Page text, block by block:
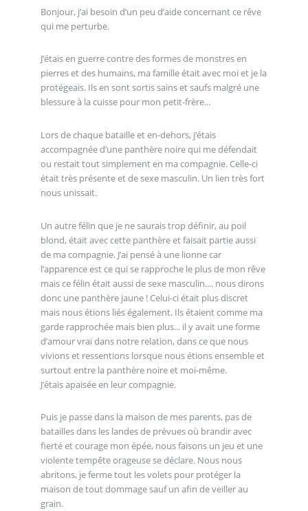
Bonjour, j’ai besoin d’un peu d’aide concernant ce rêve
qui me perturbe.
J’étais en guerre contre des formes de monstres en
pierres et des humains, ma famille était avec moi et je la
protégeais. Ils en sont sortis sains et saufs malgré une
blessure à la cuisse pour mon petit-frère...
Lors de chaque bataille et en-dehors, j’étais
accompagnée d’une panthère noire qui me défendait
ou restait tout simplement en ma compagnie. Celle-ci
était très présente et de sexe masculin. Un lien très fort
nous unissait.
Un autre félin que je ne saurais trop définir, au poil
blond, était avec cette panthère et faisait partie aussi
de ma compagnie. J’ai pensé à une lionne car
l’apparence est ce qui se rapproche le plus de mon rêve
mais ce félin était aussi de sexe masculin.... nous dirons
donc une panthère jaune ! Celui-ci était plus discret
mais nous étions liés également. Ils étaient comme ma
garde rapprochée mais bien plus... il y avait une forme
d’amour vrai dans notre relation, dans ce que nous
vivions et ressentions lorsque nous étions ensemble et
surtout entre la panthère noire et moi-même.
J’étais apaisée en leur compagnie.
Puis je passe dans la maison de mes parents, pas de
batailles dans les landes de prévues où brandir avec
fierté et courage mon épée, nous faisons un jeu et une
violente tempête orageuse se déclare. Nous nous
abritons, je ferme tout les volets pour protéger la
maison de tout dommage sauf un afin de veiller au
grain.